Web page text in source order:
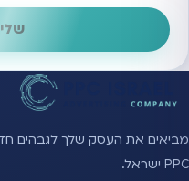
מביאים את העסק שלך לגבהים
PPC ישראל.